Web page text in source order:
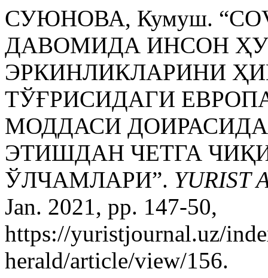
СУЮНОВА, Кумуш.
ДАВОМИДА ИНСОН
ЭРКИНЛИКЛАРИНИ
ТЎҒРИСИДАГИ
МОДДАСИ
ЭТИШДАН ЧЕТГА
ЎЛЧАМЛАРИ”. YURIST
Jan. 2021, pp. 147-50,
https://yuristjournal.uz/
herald/article/view/156.